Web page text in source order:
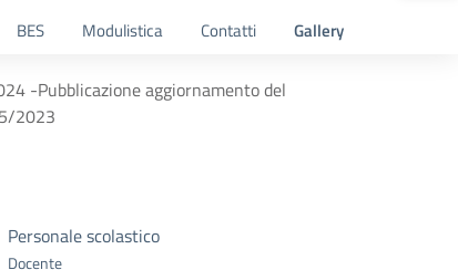
BES Modulistica Contatti Gallery
-Pubblicazione aggiornamento del
2023
Personale scolastico
Docente